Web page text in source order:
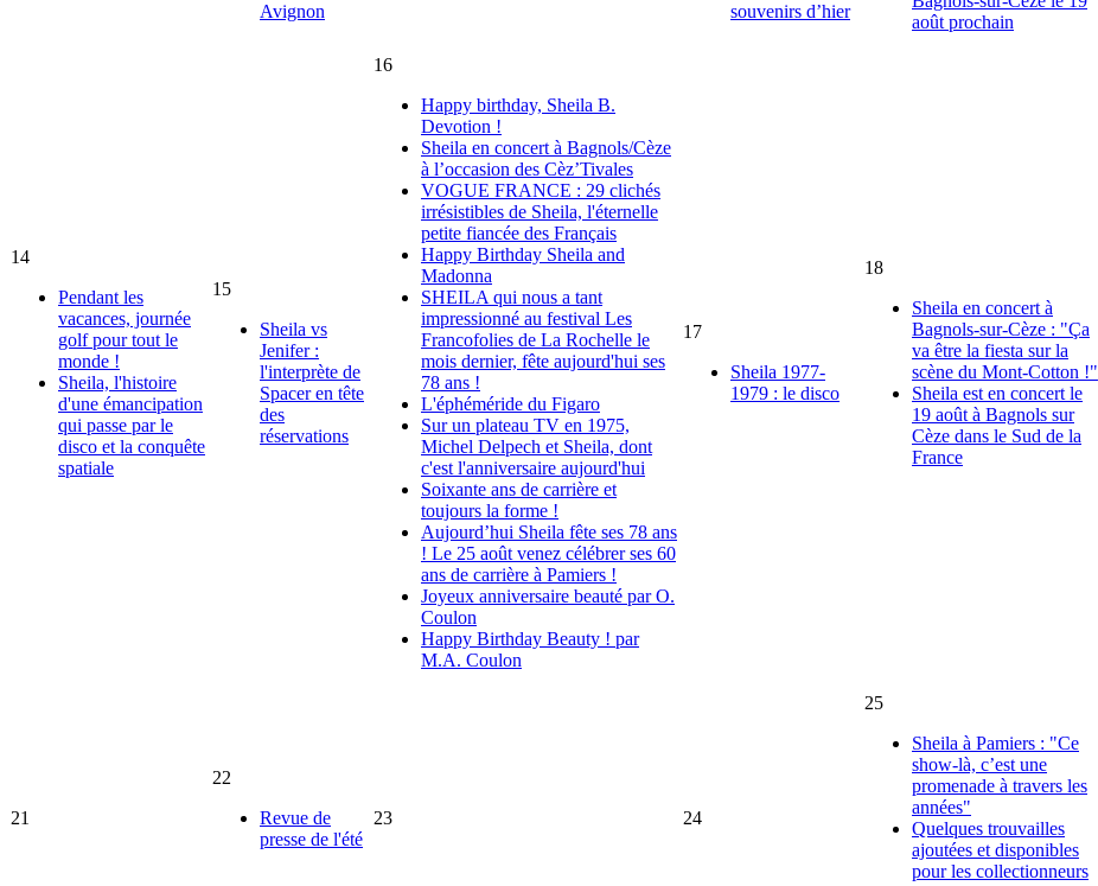
Avignon
souvenirs d’hier
août prochain
14
Pendant les
vacances, journée
golf pour tout le
monde !
Sheila, l'histoire
d'une émancipation
qui passe par le
disco et la conquête
spatiale
15
Sheila vs
Jenifer :
l'interprète de
Spacer en tête
des
réservations
16
Happy birthday, Sheila B.
Devotion !
Sheila en concert à Bagnols/Cèze
à l’occasion des Cèz’Tivales
VOGUE FRANCE : 29 clichés
irrésistibles de Sheila, l'éternelle
petite fiancée des Français
Happy Birthday Sheila and
Madonna
SHEILA qui nous a tant
impressionné au festival Les
Francofolies de La Rochelle le
mois dernier, fête aujourd'hui ses
78 ans !
L'éphéméride du Figaro
Sur un plateau TV en 1975,
Michel Delpech et Sheila, dont
c'est l'anniversaire aujourd'hui
Soixante ans de carrière et
toujours la forme !
Aujourd’hui Sheila fête ses 78 ans
! Le 25 août venez célébrer ses 60
ans de carrière à Pamiers !
Joyeux anniversaire beauté par O.
Coulon
Happy Birthday Beauty ! par
M.A. Coulon
17
Sheila 1977-
1979 : le disco
18
Sheila en concert à
Bagnols-sur-Cèze : "Ça
va être la fiesta sur la
scène du Mont-Cotton !"
Sheila est en concert le
19 août à Bagnols sur
Cèze dans le Sud de la
France
21
22
Revue de
presse de l'été
23 24
25
Sheila à Pamiers : "Ce
show-là, c’est une
promenade à travers les
années"
Quelques trouvailles
ajoutées et disponibles
pour les collectionneurs